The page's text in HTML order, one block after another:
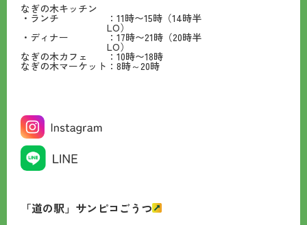
なぎの木キッチン
・ランチ ：11時〜15時（14時半
LO）
・ディナー ：17時〜21時（20時半
LO）
なぎの木カフェ ：10時〜18時
なぎの木マーケット ：8時～20時
「道の駅」サンピコごうつ